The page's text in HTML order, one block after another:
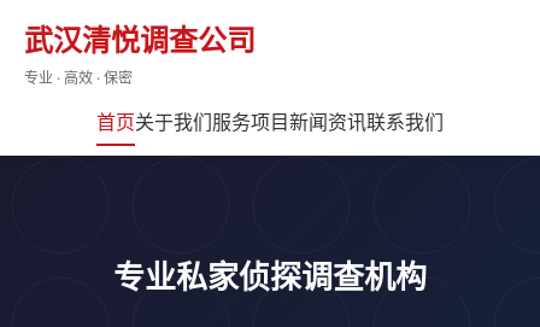
武汉清悦调查公司
专业 · 高效 · 保密
首页关于我们服务项目新闻资讯联系我们
专业私家侦探调查机构